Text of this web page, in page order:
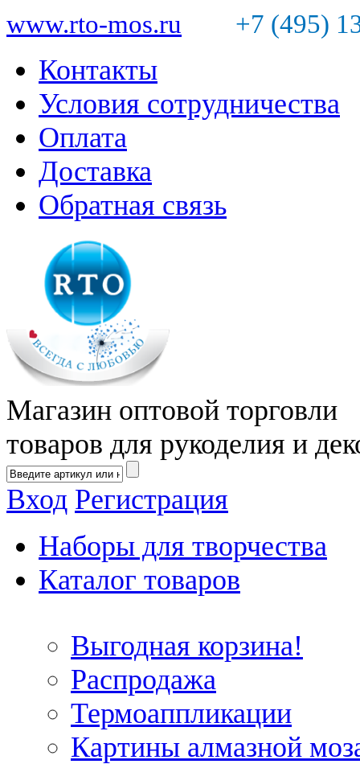
www.rto-mos.ru +7 (495)
Контакты
Условия сотрудничества
Оплата
Доставка
Обратная связь
Магазин оптовой торговли
товаров для рукоделия и
Вход Регистрация
Наборы для творчества
Каталог товаров
Выгодная корзина!
Распродажа
Термоаппликации
Картины алмазной